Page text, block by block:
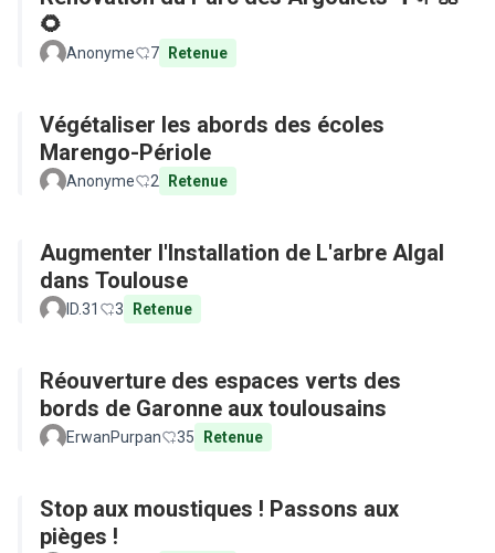
🌻
Anonyme 7 Retenue
Végétaliser les abords des écoles
Marengo-Périole
Anonyme 2 Retenue
Augmenter l'Installation de L'arbre Algal
dans Toulouse
ID.31 3 Retenue
Réouverture des espaces verts des
bords de Garonne aux toulousains
ErwanPurpan 35 Retenue
Stop aux moustiques ! Passons aux
pièges !